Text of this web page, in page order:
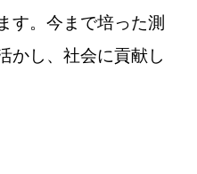
す。今まで培った測
かし、社会に貢献し